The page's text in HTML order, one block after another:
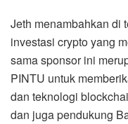
Jeth menambahkan di
investasi crypto yang
sama sponsor ini
PINTU untuk
dan teknologi
dan juga pendukung